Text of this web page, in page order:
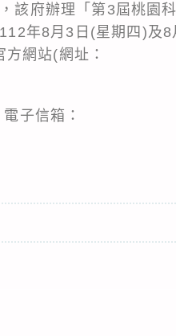
該府辦理「第3屆桃園
年8月3日(星期四)及
網站(網址：
子信箱：